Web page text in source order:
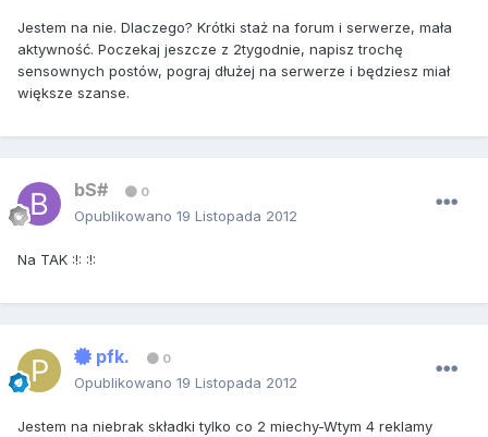
Jestem na nie. Dlaczego? Krótki staż na forum i serwerze, mała
aktywność. Poczekaj jeszcze z 2tygodnie, napisz trochę
sensownych postów, pograj dłużej na serwerze i będziesz miał
większe szanse.
bS# 0
Opublikowano 19 Listopada 2012
Na TAK :!: :!:
pfk. 0
Opublikowano 19 Listopada 2012
Jestem na niebrak składki tylko co 2 miechy-Wtym 4 reklamy